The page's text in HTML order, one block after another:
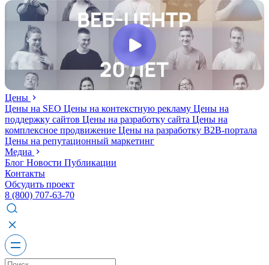
Цены
Цены на SEO Цены на контекстную рекламу Цены на
поддержку сайтов Цены на разработку сайта Цены на
комплексное продвижение Цены на разработку В2В-портала
Цены на репутационный маркетинг
Медиа
Блог Новости Публикации
Контакты
Обсудить проект
8 (800) 707-63-70